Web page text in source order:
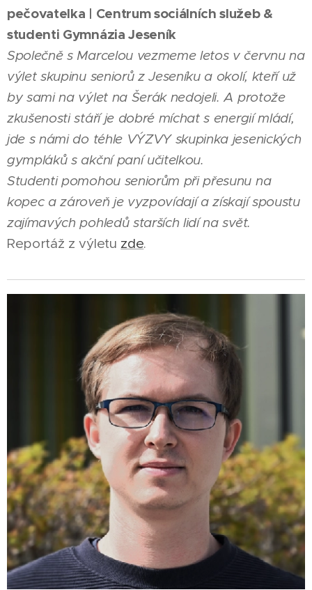
pečovatelka | Centrum sociálních služeb &
studenti Gymnázia Jeseník
Společně s Marcelou vezmeme letos v červnu na
výlet skupinu seniorů z Jeseníku a okolí, kteří už
by sami na výlet na Šerák nedojeli. A protože
zkušenosti stáří je dobré míchat s energií mládí,
jde s námi do téhle VÝZVY skupinka jesenických
gympláků s akční paní učitelkou.
Studenti pomohou seniorům při přesunu na
kopec a zároveň je vyzpovídají a získají spoustu
zajímavých pohledů starších lidí na svět.
Reportáž z výletu zde.